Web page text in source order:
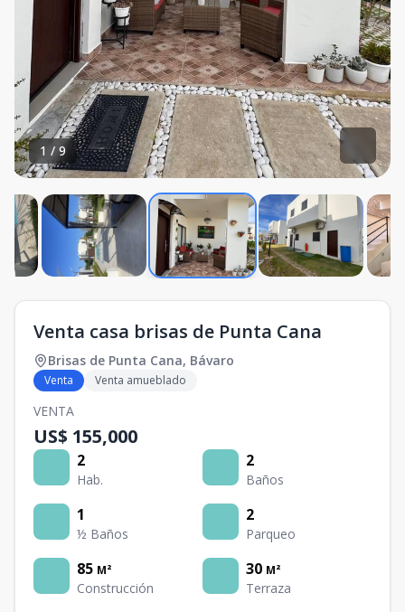
1 / 9
Venta casa brisas de Punta Cana
Brisas de Punta Cana, Bávaro
Venta Venta amueblado
VENTA
US$ 155,000
2
Hab.
2
Baños
1
½ Baños
2
Parqueo
85 M²
Construcción
30 M²
Terraza